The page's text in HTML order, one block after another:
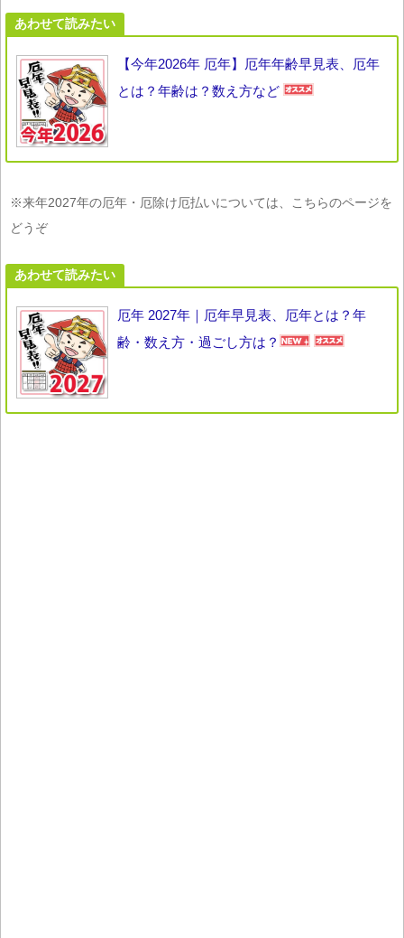
あわせて読みたい
【今年2026年 厄年】厄年年齢早見表、厄年
とは？年齢は？数え方など
※来年2027年の厄年・厄除け厄払いについては、こちらのページを
どうぞ
あわせて読みたい
厄年 2027年｜厄年早見表、厄年とは？年
齢・数え方・過ごし方は？